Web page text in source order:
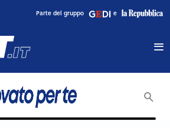
Parte del gruppo e